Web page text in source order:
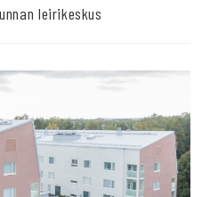
leirikeskus